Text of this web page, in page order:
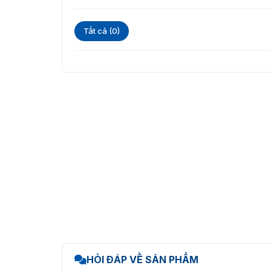
Phát theo lịch tùy chỉnh
Hệ thống phân quyền và bảo mật cao
Tất cả (0)
HỎI ĐÁP VỀ SẢN PHẨM